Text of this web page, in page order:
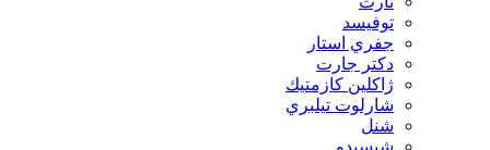
توفيسد
جفري استار
دكتر جارت
ژاكلين كازمتيك
شارلوت تيلبري
شنل
شيسيدو